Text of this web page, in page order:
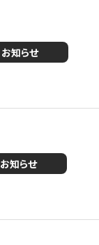
お知らせ
お知らせ